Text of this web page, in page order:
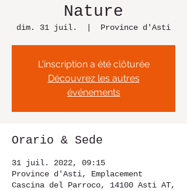
Nature
dim. 31 juil. Province d'Asti
L'inscription a été clôturée
Découvrez les autres
événements
Orario & Sede
31 juil. 2022, 09:15
Province d'Asti, Emplacement
Cascina del Parroco, 14100 Asti AT,